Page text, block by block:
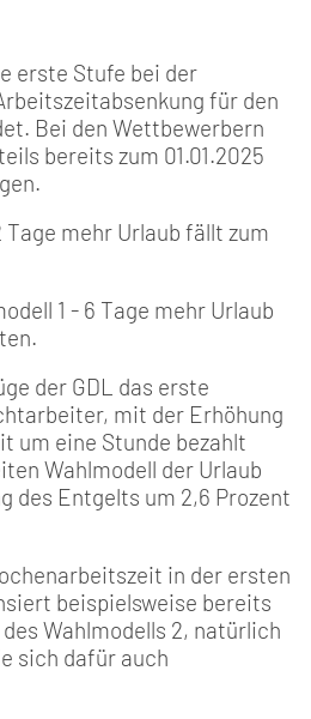
erste Stufe bei der
für den
Bei den Wettbewerbern
bereits zum 01.01.2025
Tage mehr Urlaub fällt zum
1 - 6 Tage mehr Urlaub
der GDL das erste
mit der Erhöhung
um eine Stunde bezahlt
Wahlmodell der Urlaub
des Entgelts um 2,6 Prozent
in der ersten
beispielsweise bereits
Wahlmodells 2, natürlich
sich dafür auch